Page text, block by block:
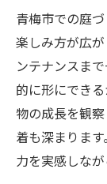
造園
植栽
造園
造園
植栽計画
造園
四季
青梅市での庭
楽しみ方が広
ンテナンスま
的に形にでき
物の成長を観
着も深まりま
力を実感しな